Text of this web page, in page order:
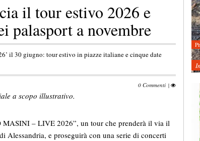
il tour estivo 2026 e
palasport a novembre
il 30 giugno: tour estivo in piazze italiane e cinque date
0 Commenti |
a scopo illustrativo.
– LIVE 2026”, un tour che prenderà il via il
Alessandria, e proseguirà con una serie di concerti